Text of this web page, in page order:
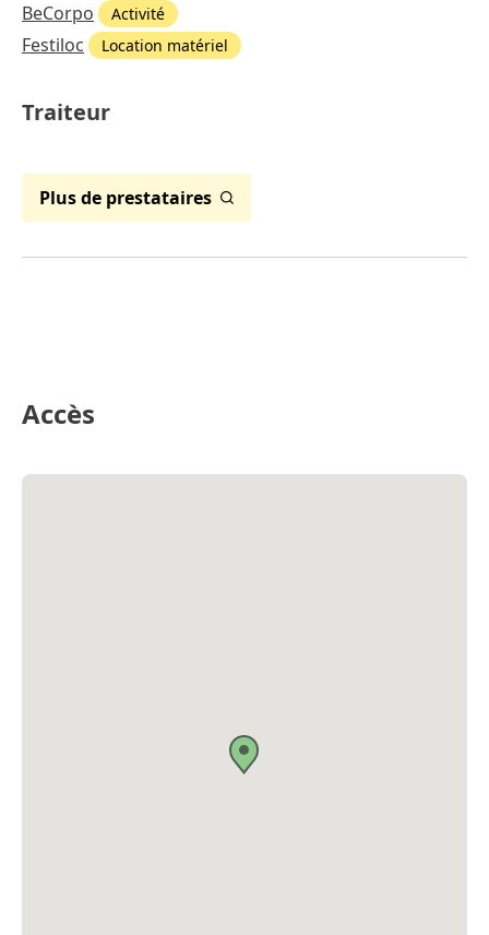
BeCorpo Activité
Festiloc Location matériel
Traiteur
Plus de prestataires
Accès